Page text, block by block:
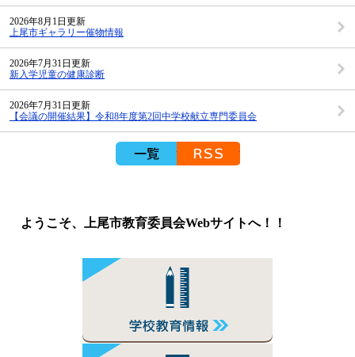
2026年8月1日更新
上尾市ギャラリー催物情報
2026年7月31日更新
新入学児童の健康診断
2026年7月31日更新
【会議の開催結果】令和8年度第2回中学校献立専門委員会
新着情報の一覧を見る
RSS配信
ようこそ、上尾市教育委員会Webサイトへ！！